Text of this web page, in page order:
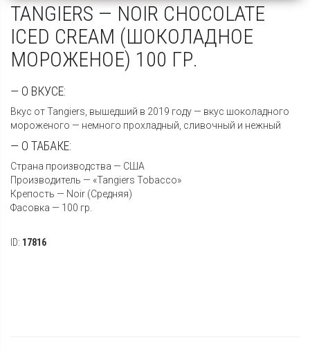
TANGIERS — NOIR CHOCOLATE
ICED CREAM (ШОКОЛАДНОЕ
МОРОЖЕНОЕ) 100 ГР.
— О ВКУСЕ:
Вкус от Tangiers, вышедший в 2019 году — вкус шоколадного
мороженого — немного прохладный, сливочный и нежный
— О ТАБАКЕ:
Страна производства — США
Производитель — «Tangiers Tobacco»
Крепость — Noir (Средняя)
Фасовка — 100 гр.
ID: 17816